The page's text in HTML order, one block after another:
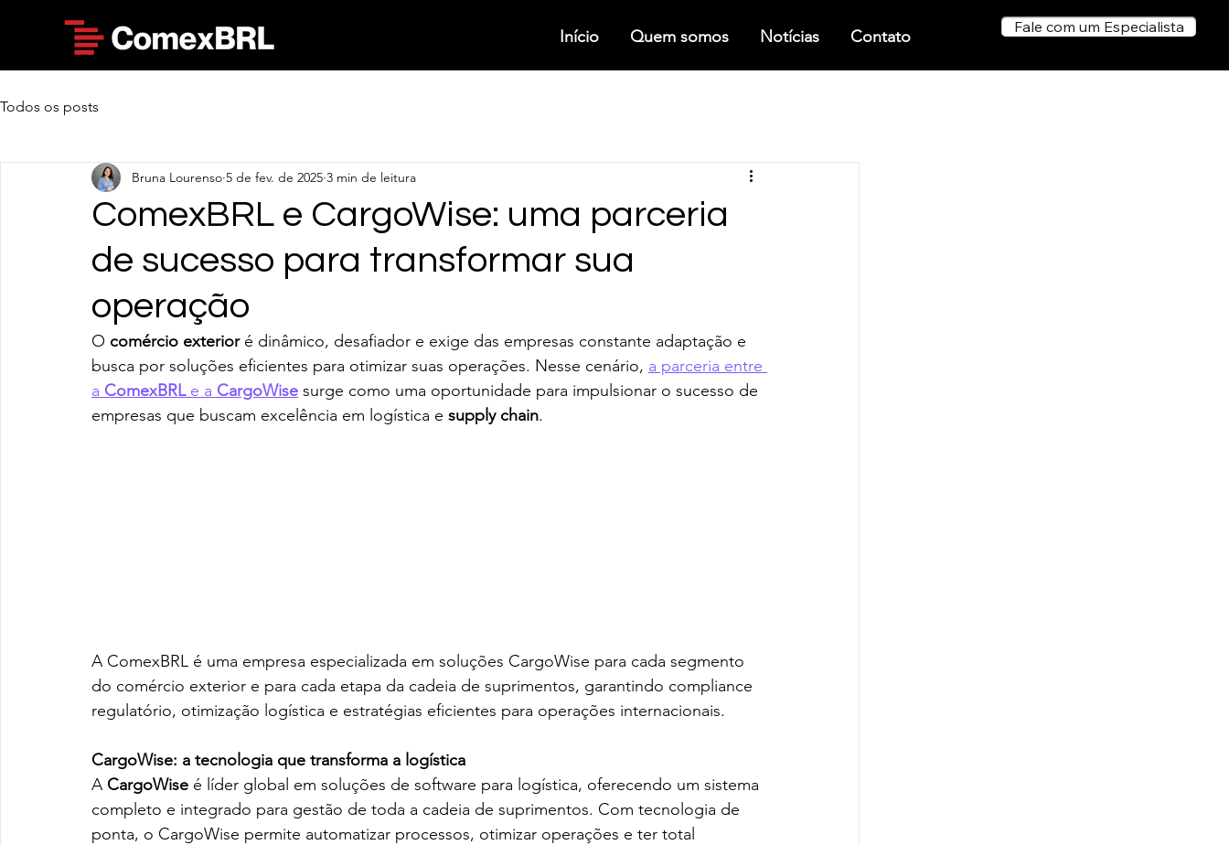
Início Quem somos Notícias Contato Fale com um Especialista
Todos os posts
ComexBRL e CargoWise: uma parceria
de sucesso para transformar sua
operação
Bruna Lourenso 5 de fev. de 2025 3 min de leitura
O comércio exterior é dinâmico, desafiador e exige das empresas constante adaptação e
busca por soluções eficientes para otimizar suas operações. Nesse cenário, a parceria entre
a ComexBRL e a CargoWise surge como uma oportunidade para impulsionar o sucesso de
empresas que buscam excelência em logística e supply chain.
A ComexBRL é uma empresa especializada em soluções CargoWise para cada segmento
do comércio exterior e para cada etapa da cadeia de suprimentos, garantindo compliance
regulatório, otimização logística e estratégias eficientes para operações internacionais.
CargoWise: a tecnologia que transforma a logística
A CargoWise é líder global em soluções de software para logística, oferecendo um sistema
completo e integrado para gestão de toda a cadeia de suprimentos. Com tecnologia de
ponta, o CargoWise permite automatizar processos, otimizar operações e ter total